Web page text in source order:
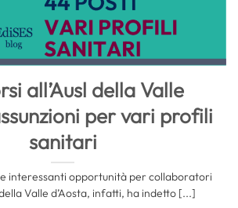
all’Ausl della Valle
per vari profili
sanitari
interessanti opportunità per collaboratori
Valle d’Aosta, infatti, ha indetto [...]